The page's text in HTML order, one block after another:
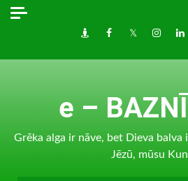
Skip
DraugiemFacebook
Twitter
e –
Grēka alga ir nāve, bet Dieva
Jēzū, mūsu